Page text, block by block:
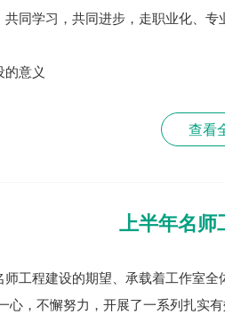
同学习，共同进步，走职业化、
的意义
查看
上半年名师
师工程建设的期望、承载着工作室
心，不懈努力，开展了一系列扎实